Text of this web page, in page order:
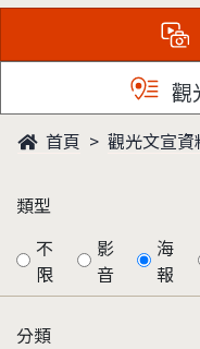
觀
首頁 觀光文宣資
類型
不
限
影
音
海
報
分類